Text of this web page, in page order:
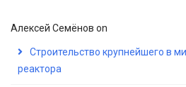
Алексей Семёнов on
Строительство крупнейшего в
реактора